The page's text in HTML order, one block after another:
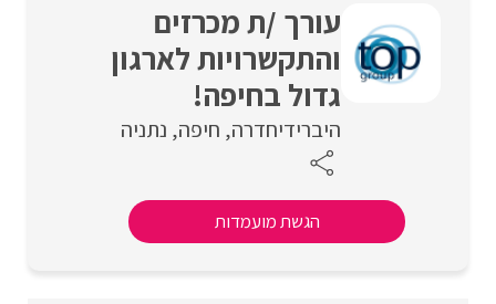
עורך /ת מכרזים
והתקשרויות לארגון
גדול בחיפה!
היברידיחדרה חיפה נתניה
הגשת מועמדות